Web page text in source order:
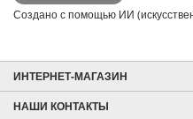
Создано с помощью ИИ
ИНТЕРНЕТ-МАГАЗИН
НАШИ КОНТАКТЫ